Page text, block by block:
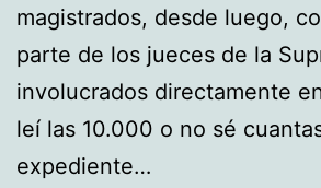
magistrados, desde luego,
parte de los jueces de la
involucrados directamente
leí las 10.000 o no sé
expediente…